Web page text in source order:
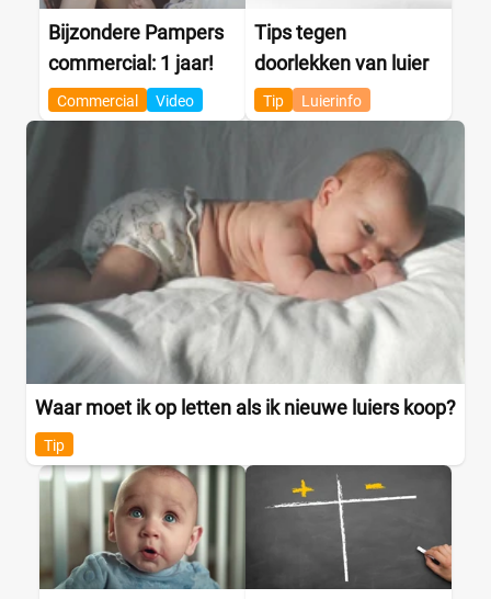
Bijzondere Pampers
commercial: 1 jaar!
Commercial Video
Tips tegen
doorlekken van luier
Tip Luierinfo
Waar moet ik op letten als ik nieuwe luiers koop?
Tip